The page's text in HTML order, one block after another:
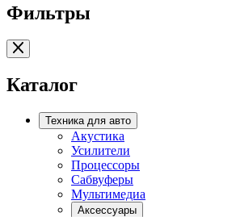
Фильтры
Каталог
Техника для авто
Акустика
Усилители
Процессоры
Сабвуферы
Мультимедиа
Аксессуары